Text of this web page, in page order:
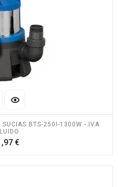
SUCIAS BTS-250I-1300W - IVA
€Precio